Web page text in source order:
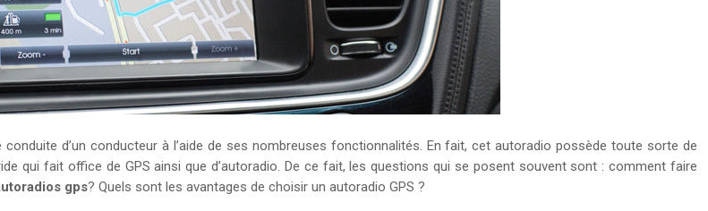
conduite d’un conducteur à l’aide de ses nombreuses fonctionnalités. En fait, cet autoradio possède toute sorte de
qui fait office de GPS ainsi que d’autoradio. De ce fait, les questions qui se posent souvent sont : comment faire
gps? Quels sont les avantages de choisir un autoradio GPS ?